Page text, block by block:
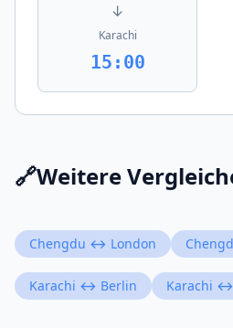
↓
Karachi
15:00
🔗Weitere
Chengdu ↔ London
Karachi ↔ Berlin Karachi ↔